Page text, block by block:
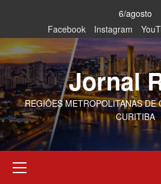
content
6/agosto
Facebook
Instagram
Jornal
REGIÕES METROPOLITANAS DE
CURITIBA
Menu